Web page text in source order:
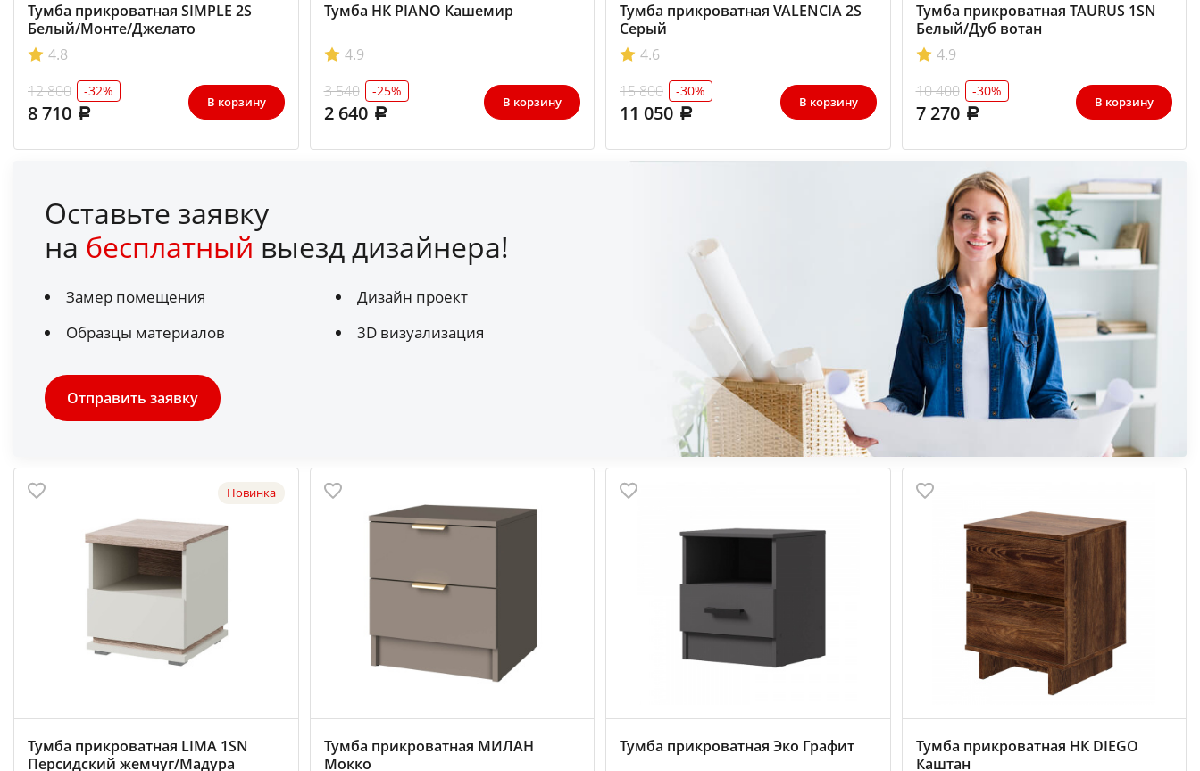
Тумба прикроватная SIMPLE 2S
Белый/Монте/Джелато
4.8
12 800
-32%
8 710 В корзину
Тумба НК PIANO Кашемир
4.9
3 540
-25%
2 640 В корзину
Тумба прикроватная VALENCIA 2S
Серый
4.6
15 800
-30%
11 050 В корзину
Тумба прикроватная TAURUS 1SN
Белый/Дуб вотан
4.9
10 400
-30%
7 270 В корзину
Оставьте заявку
на бесплатный выезд дизайнера!
Замер помещения
Дизайн проект
Образцы материалов
3D визуализация
Отправить заявку
Новинка
Тумба прикроватная LIMA 1SN
Персидский жемчуг/Мадура
Тумба прикроватная МИЛАН
Мокко
Тумба прикроватная Эко Графит
Тумба прикроватная НК DIEGO
Каштан